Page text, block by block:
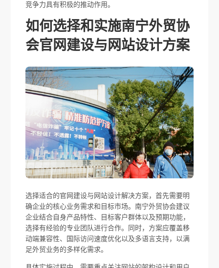
竞争力具有积极的推动作用。
如何选择和实施南宁外贸协
会官网建设与网站设计方案
选择适合的官网建设与网站设计解决方案，首先需要明
确企业的核心业务需求和目标市场。南宁外贸协会建议
企业结合自身产品特性、目标客户群体以及预期功能，
选择有经验的专业团队进行合作。同时，方案应覆盖移
动端兼容性、国际访问速度优化以及多语言支持，以满
足外贸业务的多样化需求。